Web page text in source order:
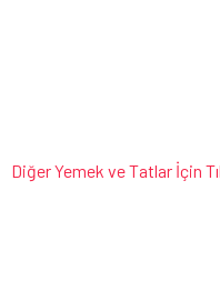
Diğer Yemek ve Tatlar İçin